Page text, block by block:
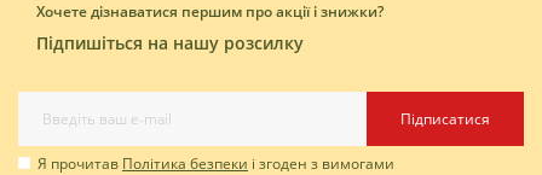
Хочете дізнаватися першим про акції і знижки?
Підпишіться на нашу розсилку
Підписатися
Я прочитав Політика безпеки і згоден з вимогами